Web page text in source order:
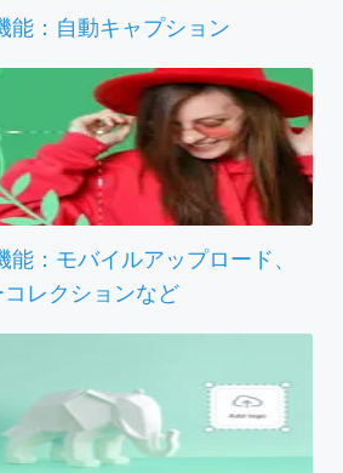
能：自動キャプション
：モバイルアップロード、
レクションなど